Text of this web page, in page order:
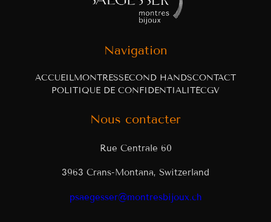
Navigation
ACCUEILMONTRESSECOND HANDSCONTACT
POLITIQUE DE CONFIDENTIALITÉCGV
Nous contacter
Rue Centrale 60
3963 Crans-Montana, Switzerland
psaegesser@montresbijoux.ch